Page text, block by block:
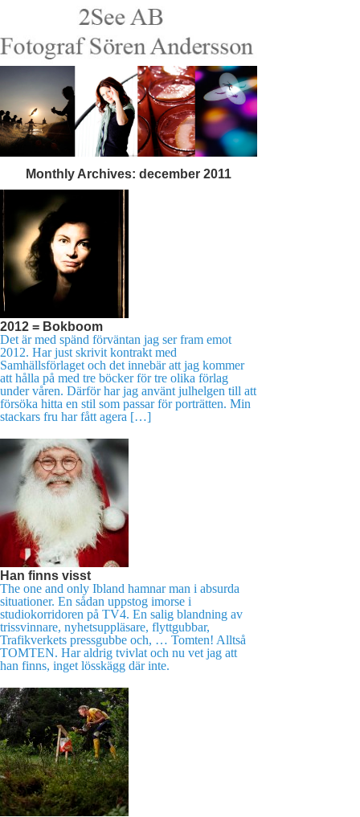
Monthly Archives: december 2011
2012 = Bokboom
Det är med spänd förväntan jag ser fram emot
2012. Har just skrivit kontrakt med
Samhällsförlaget och det innebär att jag kommer
att hålla på med tre böcker för tre olika förlag
under våren. Därför har jag använt julhelgen till att
försöka hitta en stil som passar för porträtten. Min
stackars fru har fått agera […]
Han finns visst
The one and only Ibland hamnar man i absurda
situationer. En sådan uppstog imorse i
studiokorridoren på TV4. En salig blandning av
trissvinnare, nyhetsuppläsare, flyttgubbar,
Trafikverkets pressgubbe och, … Tomten! Alltså
TOMTEN. Har aldrig tvivlat och nu vet jag att
han finns, inget lösskägg där inte.